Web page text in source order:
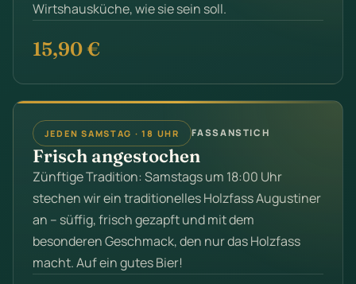
Wirtshausküche, wie sie sein soll.
15,90 €
JEDEN SAMSTAG · 18 UHR FASSANSTICH
Frisch angestochen
Zünftige Tradition: Samstags um 18:00 Uhr
stechen wir ein traditionelles Holzfass Augustiner
an – süffig, frisch gezapft und mit dem
besonderen Geschmack, den nur das Holzfass
macht. Auf ein gutes Bier!